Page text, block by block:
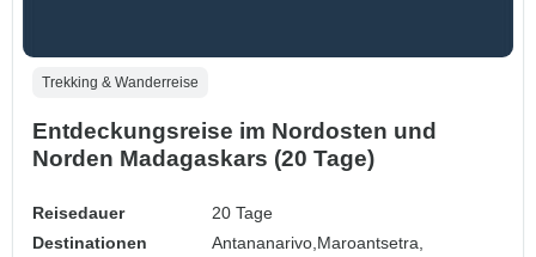
Trekking & Wanderreise
Entdeckungsreise im Nordosten und
Norden Madagaskars (20 Tage)
Reisedauer
20 Tage
Destinationen
Antananarivo, Maroantsetra,